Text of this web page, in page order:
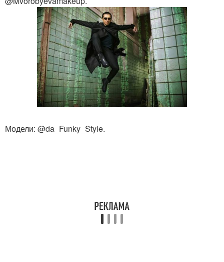
Модели: @da_Funky_Style.